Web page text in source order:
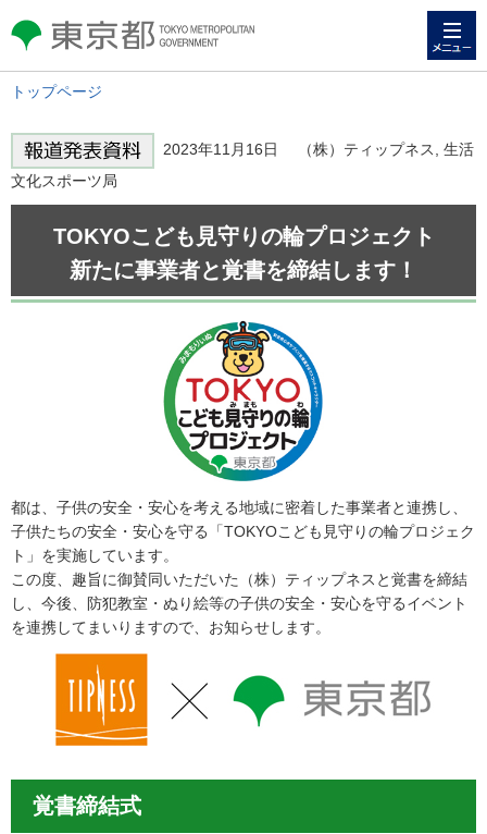
東京都 TOKYO METROPOLITAN
GOVERNMENT
トップページ
2023年11月16日 （株）ティップネス, 生活
文化スポーツ局
TOKYOこども見守りの輪プロジェクト
新たに事業者と覚書を締結します！
都は、子供の安全・安心を考える地域に密着した事業者と連携し、
子供たちの安全・安心を守る「TOKYOこども見守りの輪プロジェク
ト」を実施しています。
この度、趣旨に御賛同いただいた（株）ティップネスと覚書を締結
し、今後、防犯教室・ぬり絵等の子供の安全・安心を守るイベント
を連携してまいりますので、お知らせします。
覚書締結式